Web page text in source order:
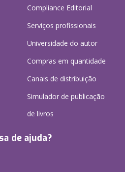
Compliance Editorial
Serviços profissionais
Universidade do autor
Compras em quantidade
Canais de distribuição
Simulador de publicação
de livros
de ajuda?